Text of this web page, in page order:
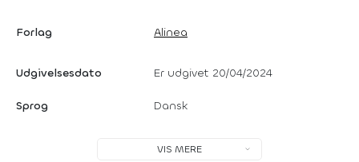
Forlag Alinea
Udgivelsesdato Er udgivet 20/04/2024
Sprog Dansk
VIS MERE